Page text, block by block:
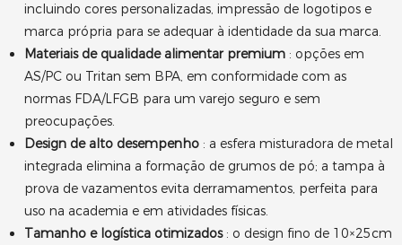
incluindo cores personalizadas, impressão de logotipos e
marca própria para se adequar à identidade da sua marca.
Materiais de qualidade alimentar premium: opções em
AS/PC ou Tritan sem BPA, em conformidade com as
normas FDA/LFGB para um varejo seguro e sem
preocupações.
Design de alto desempenho: a esfera misturadora de metal
integrada elimina a formação de grumos de pó; a tampa à
prova de vazamentos evita derramamentos, perfeita para
uso na academia e em atividades físicas.
Tamanho e logística otimizados: o design fino de 10×25cm